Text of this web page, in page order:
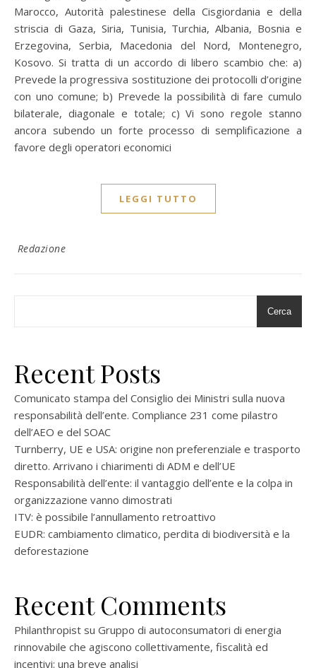
Marocco, Autorità palestinese della Cisgiordania e della
striscia di Gaza, Siria, Tunisia, Turchia, Albania, Bosnia e
Erzegovina, Serbia, Macedonia del Nord, Montenegro,
Kosovo. Si tratta di un accordo di libero scambio che: a)
Prevede la progressiva sostituzione dei protocolli d’origine
con uno comune; b) Prevede la possibilità di fare cumulo
bilaterale, diagonale e totale; c) Vi sono regole stanno
ancora subendo un forte processo di semplificazione a
favore degli operatori economici
LEGGI TUTTO
Redazione
Cerca
Recent Posts
Comunicato stampa del Consiglio dei Ministri sulla nuova
responsabilità dell’ente. Compliance 231 come pilastro
dell’AEO e del SOAC
Turnberry, UE e USA: origine non preferenziale e trasporto
diretto. Arrivano i chiarimenti di ADM e dell’UE
Responsabilità dell’ente: il vantaggio dell’ente e la colpa in
organizzazione vanno dimostrati
ITV: è possibile l’annullamento retroattivo
EUDR: cambiamento climatico, perdita di biodiversità e la
deforestazione
Recent Comments
Philanthropist su Gruppo di autoconsumatori di energia
rinnovabile che agiscono collettivamente, fiscalità ed
incentivi: una breve analisi